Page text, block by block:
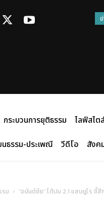
กระบวนการยุติธรรม ไลฟ์สไต
ธรรม-ประเพณี วีดีโอ สังค
รม “อนันต์ชัย” โต้ปม 2.1 แสนยูโร